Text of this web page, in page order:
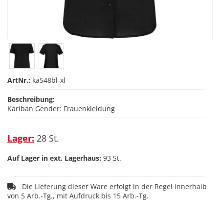
ArtNr.: ka548bl-xl
Beschreibung:
Kariban Gender: Frauenkleidung
Lager: 28 St.
Auf Lager in ext. Lagerhaus: 93 St.
von 5 Arb.-Tg., mit Aufdruck bis 15 Arb.-Tg.